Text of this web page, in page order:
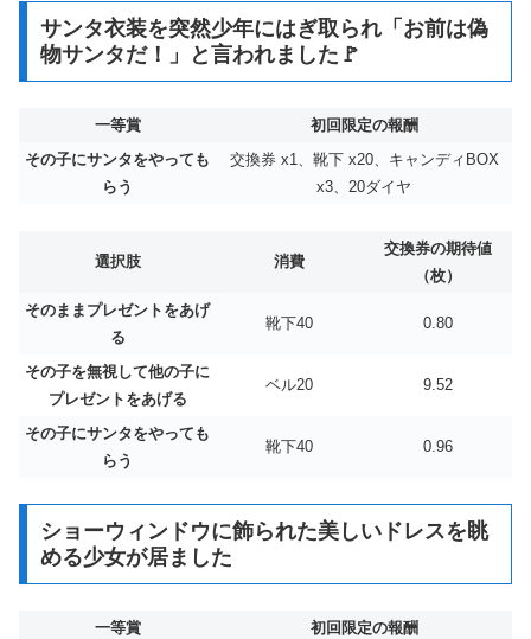
サンタ衣装を突然少年にはぎ取られ「お前は偽
物サンタだ！」と言われました🚩
一等賞
初回限定の報酬
その子にサンタをやっても
らう
交換券 x1、靴下 x20、キャンディBOX
x3、20ダイヤ
選択肢 消費
交換券の期待値
（枚）
そのままプレゼントをあげ
る
靴下40 0.80
その子を無視して他の子に
プレゼントをあげる
ベル20 9.52
その子にサンタをやっても
らう
靴下40 0.96
ショーウィンドウに飾られた美しいドレスを眺
める少女が居ました
一等賞 初回限定の報酬